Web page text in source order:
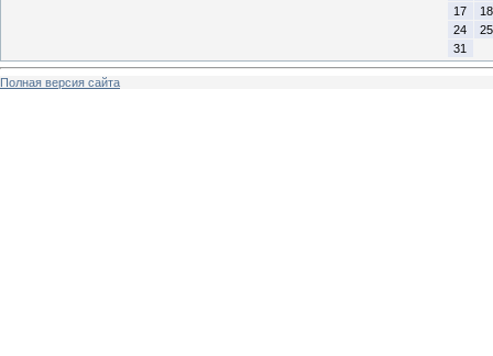
17
18
24
25
31
Полная версия сайта